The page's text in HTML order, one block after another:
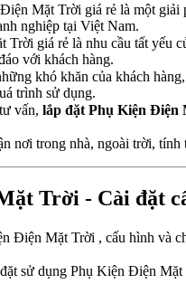
Mặt Trời giá rẻ là một
nghiệp tại Việt Nam.
giá rẻ là nhu cầu tất yếu
với khách hàng.
khó khăn của khách
trình sử dụng.
vấn, lắp đặt Phụ Kiện Điện
nơi trong nhà, ngoài trời,
Trời - Cài đặt
Điện Mặt Trời , cấu hình và
sử dụng Phụ Kiện Điện